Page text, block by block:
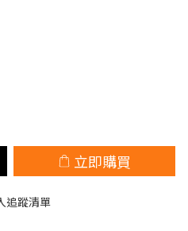
立即購買
追蹤清單